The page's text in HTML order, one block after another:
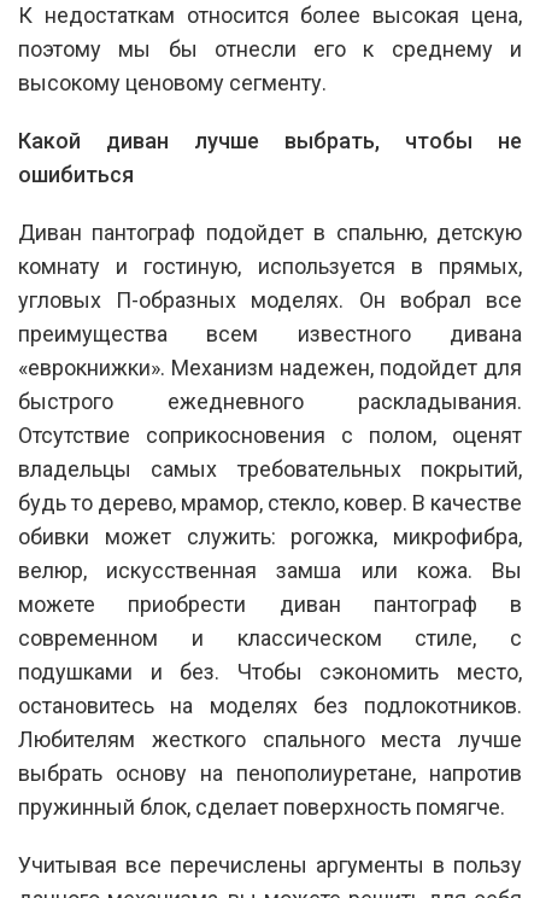
К недостаткам относится более высокая цена,
поэтому мы бы отнесли его к среднему и
высокому ценовому сегменту.
Какой диван лучше выбрать, чтобы не
ошибиться
Диван пантограф подойдет в спальню, детскую
комнату и гостиную, используется в прямых,
угловых П-образных моделях. Он вобрал все
преимущества всем известного дивана
«еврокнижки». Механизм надежен, подойдет для
быстрого ежедневного раскладывания.
Отсутствие соприкосновения с полом, оценят
владельцы самых требовательных покрытий,
будь то дерево, мрамор, стекло, ковер. В качестве
обивки может служить: рогожка, микрофибра,
велюр, искусственная замша или кожа. Вы
можете приобрести диван пантограф в
современном и классическом стиле, с
подушками и без. Чтобы сэкономить место,
остановитесь на моделях без подлокотников.
Любителям жесткого спального места лучше
выбрать основу на пенополиуретане, напротив
пружинный блок, сделает поверхность помягче.
Учитывая все перечислены аргументы в пользу